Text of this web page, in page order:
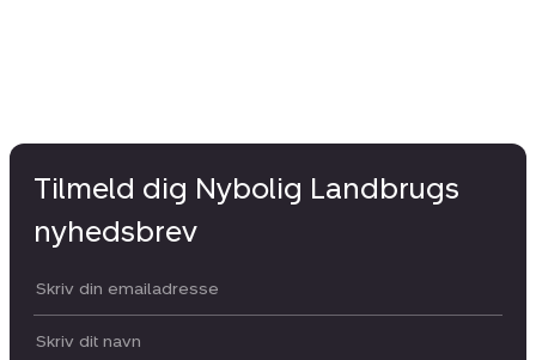
Tilmeld dig Nybolig Landbrugs
nyhedsbrev
Din email:
Dit navn: